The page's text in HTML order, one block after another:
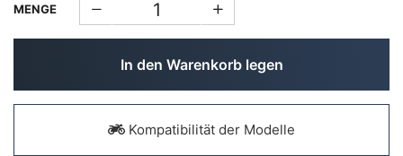
MENGE
In den Warenkorb legen
Kompatibilität der Modelle